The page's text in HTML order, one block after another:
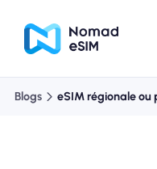
Blogs eSIM régionale ou